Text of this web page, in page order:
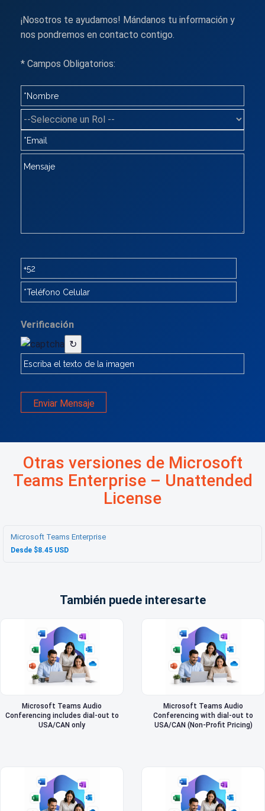
¡Nosotros te ayudamos! Mándanos tu información y
nos pondremos en contacto contigo.
* Campos Obligatorios:
Verificación
↻
Enviar Mensaje
Otras versiones de Microsoft
Teams Enterprise – Unattended
License
Microsoft Teams Enterprise
Desde $8.45 USD
También puede interesarte
Microsoft Teams Audio
Conferencing includes dial-out to
USA/CAN only
Microsoft Teams Audio
Conferencing with dial-out to
USA/CAN (Non-Profit Pricing)